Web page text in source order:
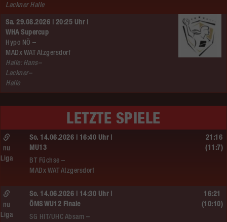
Lackner Halle
Sa. 29.08.2026 | 20:25 Uhr |
WHA Supercup
Hypo NÖ –
MADx WAT Atzgersdorf
Halle: Hans–
Lackner–
Halle
LETZTE SPIELE
So. 14.06.2026 | 16:40 Uhr |
MU13
BT Füchse –
MADx WAT Atzgersdorf
nu
Liga
21:16
(11:7)
So. 14.06.2026 | 14:30 Uhr |
ÖMS WU12 Finale
SG HIT/UHC Absam –
nu
Liga
16:21
(10:10)